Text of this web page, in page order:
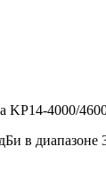
KP14-4000/
в